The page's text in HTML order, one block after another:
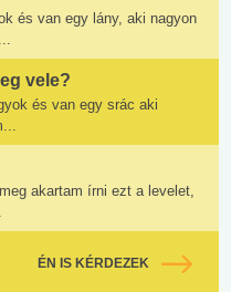
és van egy lány, aki nagyon
vele?
és van egy srác aki
akartam írni ezt a levelet,
ÉN IS KÉRDEZEK